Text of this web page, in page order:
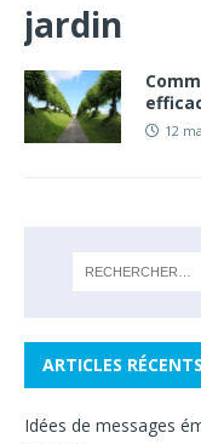
jardin
12
ARTICLES RÉCENTS
Idées de messages